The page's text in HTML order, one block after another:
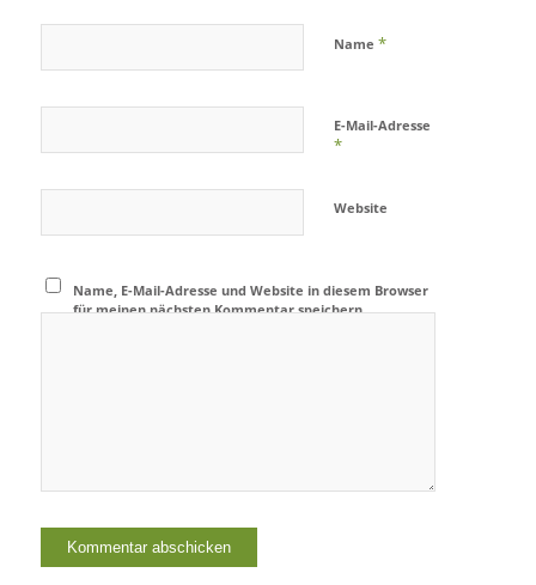
Name *
E-Mail-Adresse
*
Website
Name, E-Mail-Adresse und Website in diesem Browser
für meinen nächsten Kommentar speichern.